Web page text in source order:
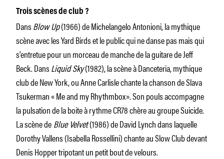
Trois scènes de club ?
DansBlow Up(1966) de Michelangelo Antonioni, la mythique
scène avec les Yard Birds et le public qui ne danse pas mais qui
s’entretue pour un morceau de manche de la guitare de Jeff
Beck. DansLiquid Sky(1982), la scène à Danceteria, mythique
club de New York, ou Anne Carlisle chante la chanson de Slava
Tsukerman « Me and my Rhythmbox». Son pouls accompagne
la pulsation de la boite à rythme CR78 chère au groupe Suicide.
La scène deBlue Velvet(1986) de David Lynch dans laquelle
Dorothy Vallens (Isabella Rossellini) chante au Slow Club devant
Denis Hopper tripotant un petit bout de velours.